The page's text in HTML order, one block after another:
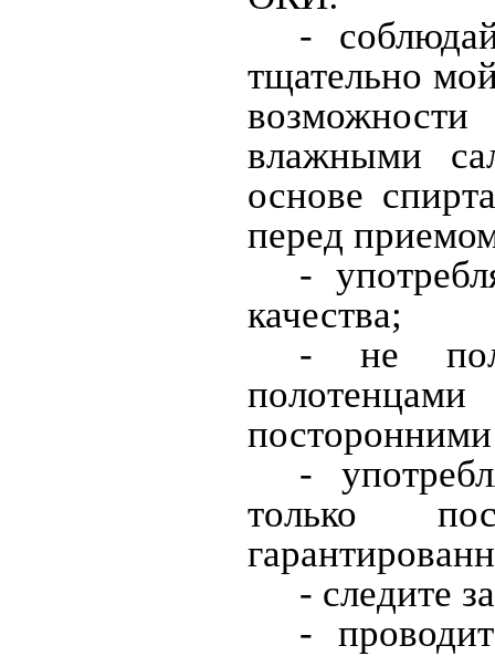
-
тщательно
влажными
основе
перед
-
качества;
- не
-
только
- следите
-